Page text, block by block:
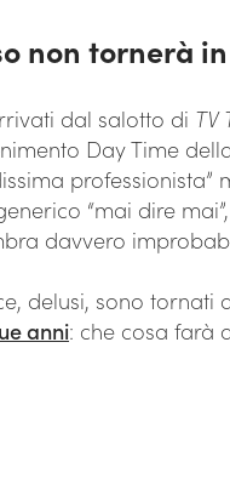
non tornerà
dal salotto di TV
Day Time
“mai dire
davvero
delusi, sono
anni: che cosa farà